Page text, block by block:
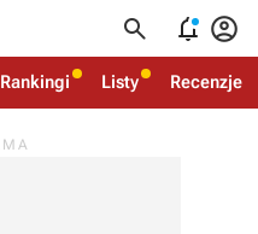
  
Rankingi Listy Recenzje